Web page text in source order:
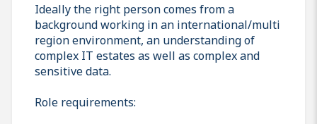
Ideally the right person comes from a
background working in an international/multi
region environment, an understanding of
complex IT estates as well as complex and
sensitive data.
Role requirements: